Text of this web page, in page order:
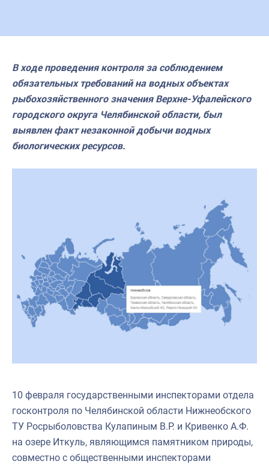
В ходе проведения контроля за соблюдением
обязательных требований на водных объектах
рыбохозяйственного значения Верхне-Уфалейского
городского округа Челябинской области, был
выявлен факт незаконной добычи водных
биологических ресурсов.
10 февраля государственными инспекторами отдела
госконтроля по Челябинской области Нижнеобского
ТУ Росрыболовства Кулапиным В.Р. и Кривенко А.Ф.
на озере Иткуль, являющимся памятником природы,
совместно с общественными инспекторами